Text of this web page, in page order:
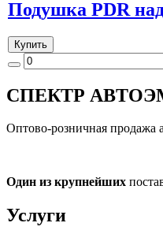
Подушка PDR
Купить
СПЕКТР
Оптово-розничная продажа
Один из крупнейших
Услуги